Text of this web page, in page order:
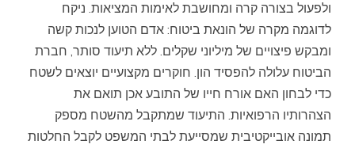
ולפעול בצורה קרה ומחושבת לאימות המציאות. ניקח
לדוגמה מקרה של הונאת ביטוח: אדם הטוען לנכות קשה
ומבקש פיצויים של מיליוני שקלים. ללא תיעוד סותר, חברת
הביטוח עלולה להפסיד הון. חוקרים מקצועיים יוצאים לשטח
כדי לבחון האם אורח חייו של התובע אכן תואם את
הצהרותיו הרפואיות. התיעוד שמתקבל מהשטח מספק
תמונה אובייקטיבית שמסייעת לבתי המשפט לקבל החלטות